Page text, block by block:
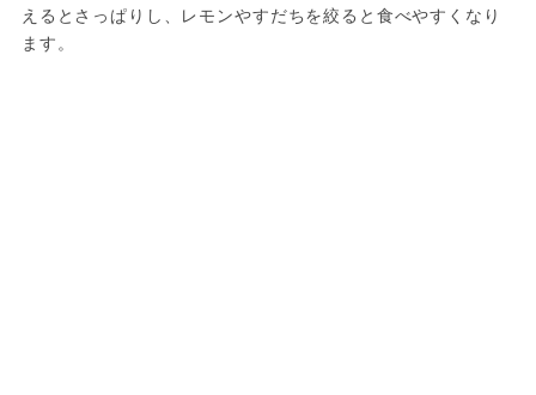
えるとさっぱりし、レモンやすだちを絞ると食べやすくなり
ます。